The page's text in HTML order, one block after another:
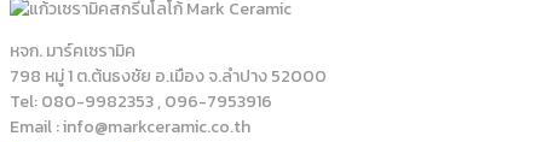
หจก. มาร์คเซรามิค
798 หมู่ 1 ต.ต้นธงชัย อ.เมือง จ.ลำปาง 52000
Tel: 080-9982353 , 096-7953916
Email : info@markceramic.co.th